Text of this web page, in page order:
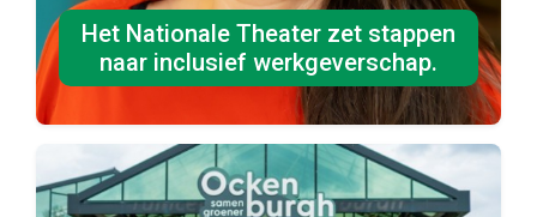
Het Nationale Theater zet stappen
naar inclusief werkgeverschap.